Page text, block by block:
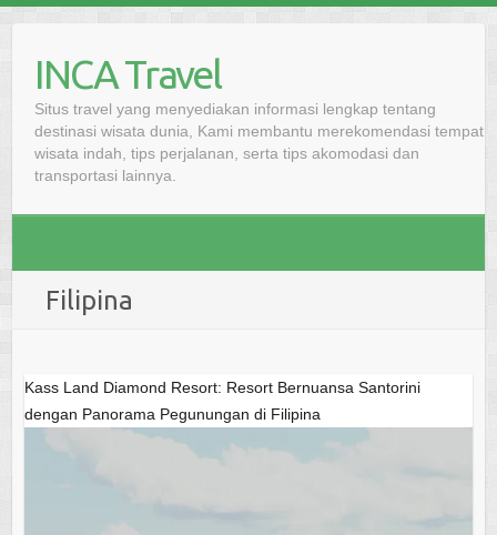
contentINCA Travel
Situs travel yang menyediakan informasi lengkap tentang
destinasi wisata dunia, Kami membantu merekomendasi tempat
wisata indah, tips perjalanan, serta tips akomodasi dan
transportasi lainnya.
Filipina
Kass Land Diamond Resort: Resort Bernuansa Santorini
dengan Panorama Pegunungan di Filipina